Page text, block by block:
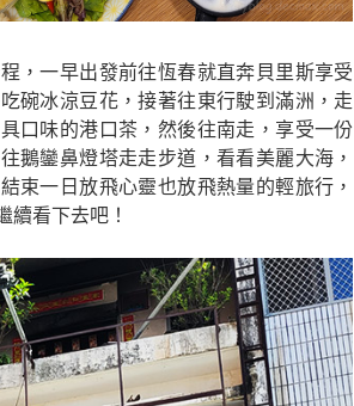
，一早出發前往恆春就直奔貝里斯享受
碗冰涼豆花，接著往東行駛到滿洲，走
口味的港口茶，然後往南走，享受一份
鵝鑾鼻燈塔走走步道，看看美麗大海，
束一日放飛心靈也放飛熱量的輕旅行，
續看下去吧！